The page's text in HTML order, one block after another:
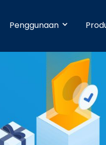
Penggunaan
Startups &
Terima
Anda bekerja
pengetahuan
Growing